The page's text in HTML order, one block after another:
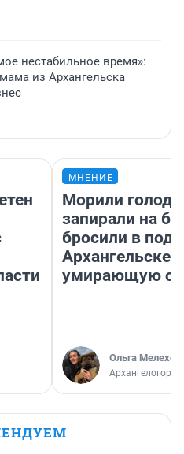
нестабильное время»:
из Архангельска
МНЕНИЕ
Морили
запирали на
бросили в
Архангельске
умирающую
Ольга